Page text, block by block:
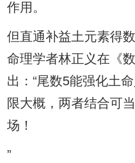
作用。
但直通补益土元素得
命理学者林正义在《
出：“尾数5能强化土
限大概，两者结合可
场！
”